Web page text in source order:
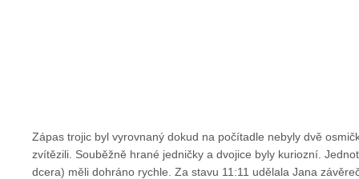
Zápas trojic byl vyrovnaný dokud na počítadle nebyly dvě
zvítězili. Souběžně hrané jedničky a dvojice byly kuriozní.
dcera) měli dohráno rychle. Za stavu 11:11 udělala Jana